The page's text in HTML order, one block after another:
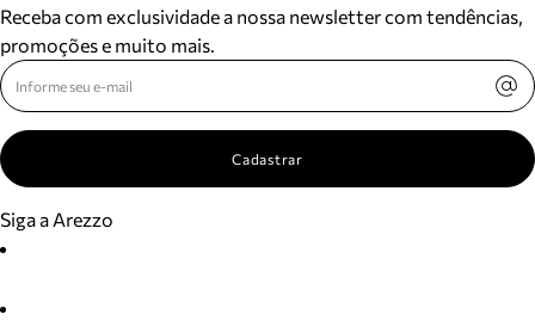
Receba com exclusividade a nossa newsletter com tendências,
promoções e muito mais.
Cadastrar
Siga a Arezzo